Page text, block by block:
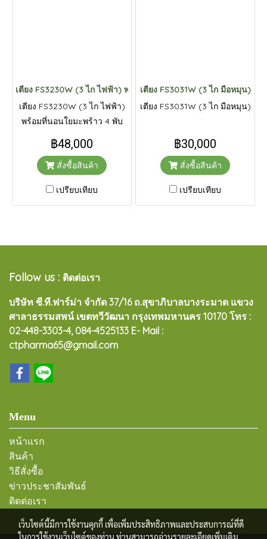
เตียง FS3230W (3 ไก ไฟฟ้า) พร้อมที่นอนใยมะพร้าว 4 พับ
เตียง FS3230W (3 ไก ไฟฟ้า)
พร้อมที่นอนใยมะพร้าว 4 พับ
฿48,000
สั่งซื้อสินค้า
เปรียบเทียบ
เตียง FS3031W (3 ไก มือหมุน)
เตียง FS3031W (3 ไก มือหมุน)
฿30,000
สั่งซื้อสินค้า
เปรียบเทียบ
Follow us : ติดต่อเรา
บริษัท ซี.ที.ฟาร์ม่า จำกัด 37/16 ถ.สุขาภิบาลบางระมาด แขวง
ศาลาธรรมสพน์ เขตทวีวัฒนา กรุงเทพมหานคร 10170 โทร :
02-448-3303-4, 084-4525133 E- Mail :
ctpharma65@gmail.com
Menu
หน้าแรก
สินค้า
วิธีสั่งซื้อ
ข่าวประชาสัมพันธ์
ติดต่อเรา
เว็บไซต์นี้มีการใช้งานคุกกี้ เพื่อเพิ่มประสิทธิภาพและประสบการณ์ที่ดี
ในการใช้งานเว็บไซต์ของท่าน ท่านสามารถอ่านรายละเอียดเพิ่มเติม